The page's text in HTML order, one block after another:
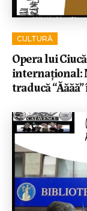
CULTURĂ
Opera lui
internațional:
traducă